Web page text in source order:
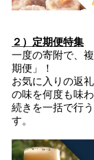
２）定期便特集
一度の寄附で、
期便」！
お気に入りの返
の味を何度も味
続きを一括で行
す。